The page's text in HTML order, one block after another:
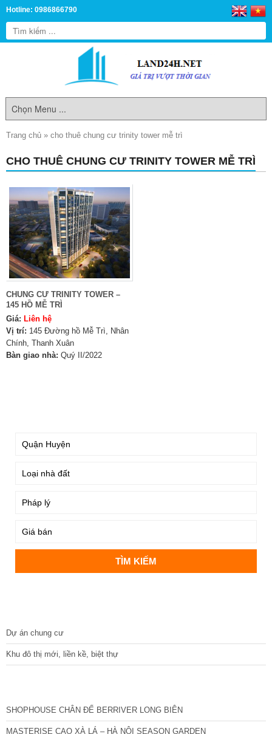
Hotline: 0986866790
Trang chủ » cho thuê chung cư trinity tower mễ trì
CHO THUÊ CHUNG CƯ TRINITY TOWER MỄ TRÌ
CHUNG CƯ TRINITY TOWER –
145 HỒ MỄ TRÌ
Giá: Liên hệ
Vị trí: 145 Đường hồ Mễ Trì, Nhân
Chính, Thanh Xuân
Bàn giao nhà: Quý II/2022
Dự án chung cư
Khu đô thị mới, liền kề, biệt thự
SHOPHOUSE CHÂN ĐẾ BERRIVER LONG BIÊN
MASTERISE CAO XÀ LÁ – HÀ NỘI SEASON GARDEN